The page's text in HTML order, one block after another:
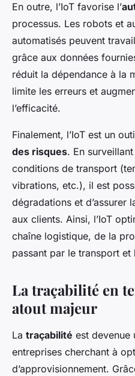
En outre, l’IoT favorise l’
processus. Les robots et
automatisés peuvent
grâce aux données
réduit la dépendance à la
limite les erreurs et
l’efficacité.
Finalement, l’IoT est un
des risques. En
conditions de transport
vibrations, etc.), il est
dégradations et d’assurer
aux clients. Ainsi, l’IoT
chaîne logistique, de la
passant par le transport et
La traçabilité en
atout majeur
La traçabilité est devenue
entreprises cherchant à
d’approvisionnement.